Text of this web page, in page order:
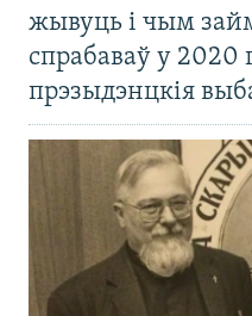
жывуць і чым
спрабаваў у 2020
прэзыдэнцкія